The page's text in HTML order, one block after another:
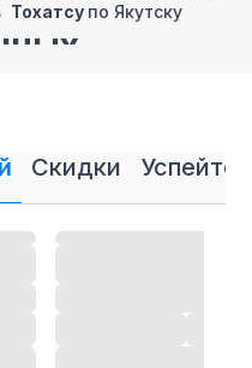
Тохатсу по Якутску
продажа
Скидки Успейте